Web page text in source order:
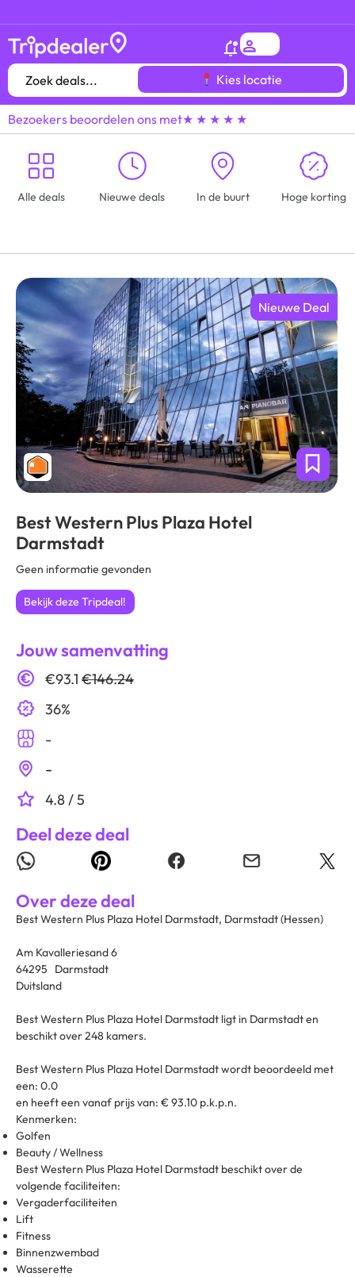
Hetgróótste voordeeluitjes overzichtvan heel
Kies locatie
Bezoekers beoordelen ons met★ ★ ★ ★ ★
Alle deals Nieuwe deals In de buurt Hoge korting
Nieuwe Deal
Best Western Plus Plaza Hotel
Darmstadt
Geen informatie gevonden
Bekijk deze Tripdeal!
Jouw samenvatting
€93.1 €146.24
36%
-
-
4.8 / 5
Deel deze deal
Over deze deal
Best Western Plus Plaza Hotel Darmstadt, Darmstadt (Hessen)
Am Kavalleriesand 6
64295 Darmstadt
Duitsland
Best Western Plus Plaza Hotel Darmstadt ligt in Darmstadt en
beschikt over 248 kamers.
Best Western Plus Plaza Hotel Darmstadt wordt beoordeeld met
een: 0.0
en heeft een vanaf prijs van: € 93.10 p.k.p.n.
Kenmerken:
Golfen
Beauty / Wellness
Best Western Plus Plaza Hotel Darmstadt beschikt over de
volgende faciliteiten:
Vergaderfaciliteiten
Lift
Fitness
Binnenzwembad
Wasserette